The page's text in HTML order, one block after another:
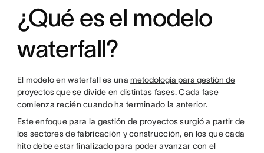
¿Qué es el modelo
waterfall?
El modelo en waterfall es una metodología para gestión de
proyectosque se divide en distintas fases. Cada fase
comienza recién cuando ha terminado la anterior.
Este enfoque para la gestión de proyectos surgió a partir de
los sectores de fabricación y construcción, en los que cada
hito debe estar finalizado para poder avanzar con el